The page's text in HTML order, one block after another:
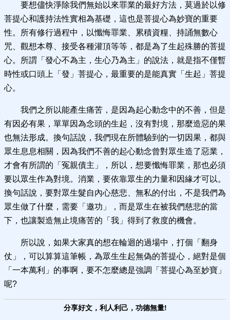
要想儘快淨除我們無始以來罪業的最好方法，莫過於以修
菩提心和護持法性實相為基礎，這也是菩提心為妙寶的重要
性。所有修行過程中，以懺悔罪業、累積資糧、持誦無數心
咒、觀想本尊、接受各種灌頂等等，都是為了生起殊勝的菩提
心。所謂「發心不為主，生心乃為主」的說法，就是指不僅暫
時性或口頭上「發」菩提心，最重要的是能真實「生起」菩提
心。
我們之所以能產生痛苦，是因為起心動念中的不善，但是
有因必有果，單單因為念頭的生起，沒有對境，那麼造惡的果
也無法形成。換句話說，我們現在所體驗到的一切因果，都與
眾生息息相關，因為我們不善的起心動念曾對眾生造了惡業，
才會有所謂的「冤親債主」，所以，想要懺悔罪業，那也必須
要以眾生作為對境。消業，要依靠眾生的力量和因緣才可以。
換句話說，要對眾生髮自內心慈悲、無私的付出，不是我們為
眾生做了什麼，需要「邀功」，而是眾生在被我們慈悲的當
下，也讓製造無止境痛苦的「我」得到了救度的機會。
所以說，如果大家真的想在輪迴的過場中，打個「翻身
仗」，可以算算這筆帳，為眾生生起無偽的菩提心，絕對是個
「一本萬利」的事啊，要不怎麼總是強調「菩提心為至妙寶」
呢?
分享好文，利人利己，功德無量!